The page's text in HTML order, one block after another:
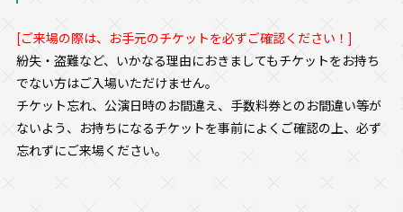
[ご来場の際は、お手元のチケットを必ずご確認ください！]
紛失・盗難など、いかなる理由におきましてもチケットをお持ち
でない方はご入場いただけません。
チケット忘れ、公演日時のお間違え、手数料券とのお間違い等が
ないよう、お持ちになるチケットを事前によくご確認の上、必ず
忘れずにご来場ください。